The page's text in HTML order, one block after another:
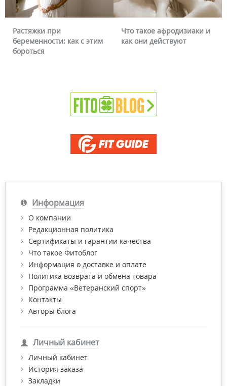
Растяжки при
беременности: как с этим
бороться
Что такое афродизиаки и
как они действуют
Информация
О компании
Редакционная политика
Сертификаты и гарантии качества
Что такое Фитоблог
Информация о доставке и оплате
Политика возврата и обмена товара
Программа «Ветеранский спорт»
Контакты
Авторы блога
Личный кабинет
Личный кабинет
История заказа
Закладки